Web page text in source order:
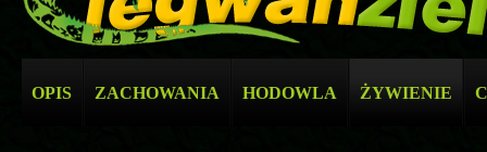
OPIS ZACHOWANIA HODOWLA ŻYWIENIE